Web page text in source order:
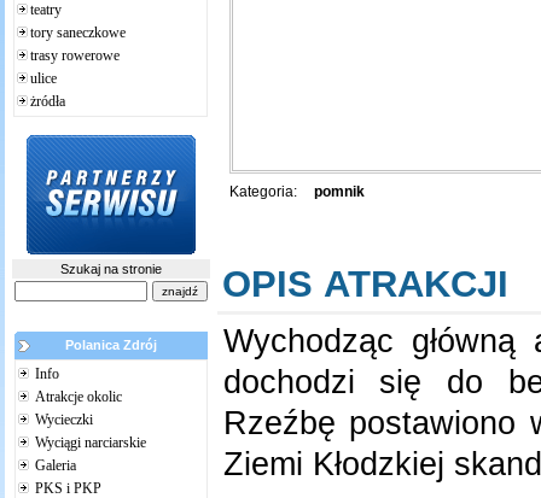
teatry
tory saneczkowe
trasy rowerowe
ulice
żródła
Szukaj na stronie
Polanica Zdrój
Info
Atrakcje okolic
Wycieczki
Wyciągi narciarskie
Galeria
PKS i PKP
Kategoria: pomnik
OPIS ATRAKCJI
Wychodząc
dochodzi się do
Rzeźbę postawiono
Ziemi Kłodzkiej